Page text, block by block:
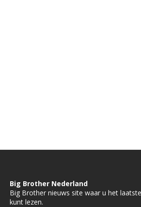
Big Brother Nederland
Big Brother nieuws site waar u het
kunt lezen.